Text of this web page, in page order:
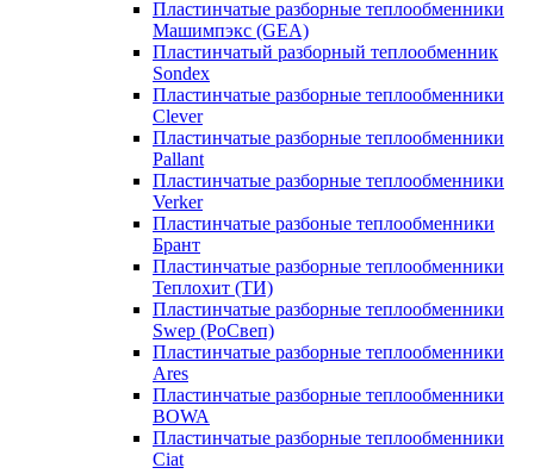
Пластинчатые разборные теплообменники
Машимпэкс (GEA)
Пластинчатый разборный теплообменник
Sondex
Пластинчатые разборные теплообменники
Clever
Пластинчатые разборные теплообменники
Pallant
Пластинчатые разборные теплообменники
Verker
Пластинчатые разбоные теплообменники
Брант
Пластинчатые разборные теплообменники
Теплохит (ТИ)
Пластинчатые разборные теплообменники
Swep (РоСвеп)
Пластинчатые разборные теплообменники
Ares
Пластинчатые разборные теплообменники
BOWA
Пластинчатые разборные теплообменники
Ciat